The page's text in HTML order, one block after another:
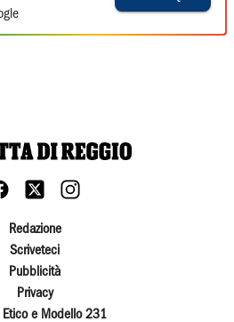
Redazione
Scriveteci
Pubblicità
Privacy
Etico e Modello 231